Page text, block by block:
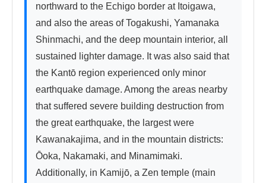
northward to the Echigo border at Itoigawa,
and also the areas of Togakushi, Yamanaka
Shinmachi, and the deep mountain interior, all
sustained lighter damage. It was also said that
the Kantō region experienced only minor
earthquake damage. Among the areas nearby
that suffered severe building destruction from
the great earthquake, the largest were
Kawanakajima, and in the mountain districts:
Ōoka, Nakamaki, and Minamimaki.
Additionally, in Kamijō, a Zen temple (main